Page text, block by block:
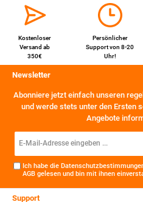
Kostenloser
Versand ab
350€
Persönlicher
Support von 8-20
Uhr!
Newsletter
Abonniere jetzt einfach unseren
und werde stets unter den Ersten
Angebote
Ich habe die
AGB gelesen und bin mit ihnen
Support